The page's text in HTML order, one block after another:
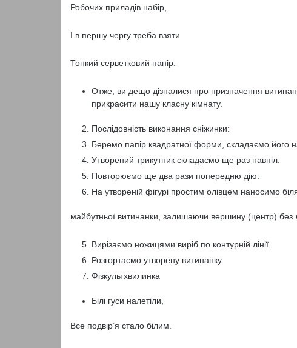
Робочих приладів набір,
І в першу чергу треба взяти
Тонкий серветковий папір.
Отже, ви дещо дізналися про призначення
прикрасити нашу класну кімнату.
Послідовність виконання сніжинки:
Беремо папір квадратної форми, складаємо його
Утворений трикутник складаємо ще раз навпіл.
Повторюємо ще два рази попередню дію.
На утвореній фігурі простим олівцем наносимо біля
майбутньої витинанки, залишаючи вершину (центр) без
Вирізаємо ножицями виріб по контурній лінії.
Розгортаємо утворену витинанку.
Фізкультхвилинка
Білі гуси налетіли,
Все подвір’я стало білим.